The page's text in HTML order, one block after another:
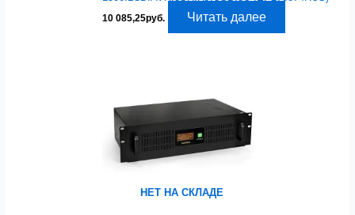
10 085,25руб. Читать далее
НЕТ НА СКЛАДЕ